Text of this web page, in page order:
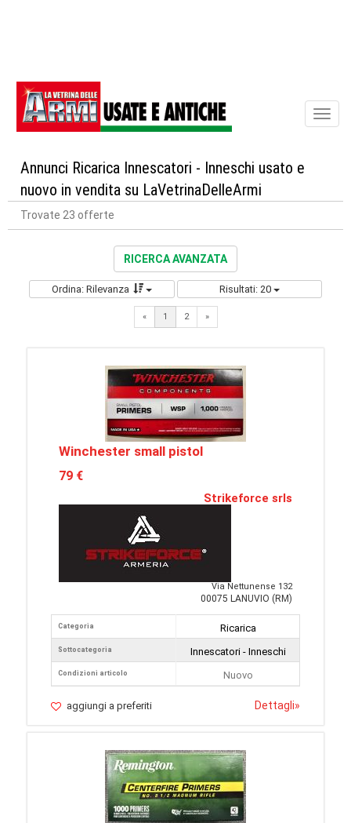
Annunci Ricarica Innescatori - Inneschi usato e
nuovo in vendita su LaVetrinaDelleArmi
Trovate 23 offerte
RICERCA AVANZATA
Ordina: Rilevanza Risultati: 20
« 1 2 »Next
Winchester small pistol
79 €
Strikeforce srls
Via Nettunense 132
00075 LANUVIO (RM)
Categoria
Sottocategoria
Condizioni articolo
Ricarica
Innescatori - Inneschi
Nuovo
aggiungi a preferiti Dettagli»